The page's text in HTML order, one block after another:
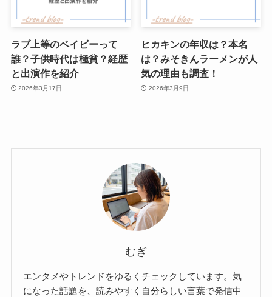
ラブ上等のベイビーって
誰？子供時代は極貧？経歴
と出演作を紹介
2026年3月17日
ヒカキンの年収は？本名
は？みそきんラーメンが人
気の理由も調査！
2026年3月9日
むぎ
エンタメやトレンドをゆるくチェックしています。気
になった話題を、読みやすく自分らしい言葉で発信中